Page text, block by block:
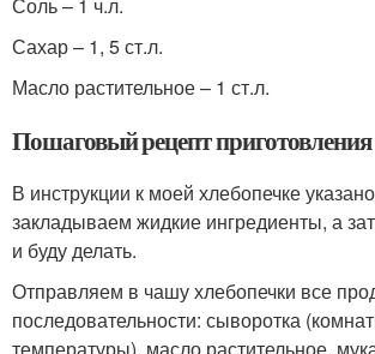
Соль – 1 ч.л.
Сахар – 1, 5 ст.л.
Масло растительное – 1 ст.л.
Пошаговый рецепт
В инструкции к моей хлебопечке
закладываем жидкие ингредиенты, а
и буду делать.
Отправляем в чашу хлебопечки все
последовательности: сыворотка